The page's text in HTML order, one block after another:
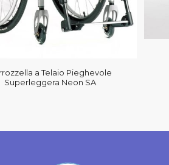
a Telaio Pieghevole
Superleggera Neon SA